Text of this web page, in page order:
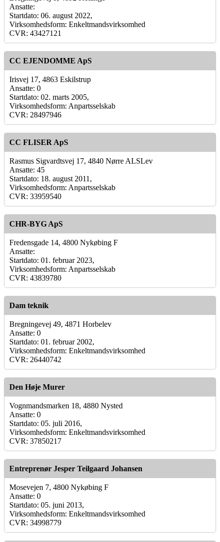
Ansatte:
Startdato: 06. august 2022,
Virksomhedsform: Enkeltmandsvirksomhed
CVR: 43427121
CC EJENDOMME ApS
Irisvej 17, 4863 Eskilstrup
Ansatte: 0
Startdato: 02. marts 2005,
Virksomhedsform: Anpartsselskab
CVR: 28497946
CC FLISER ApS
Rasmus Sigvardtsvej 17, 4840 Nørre ALSLev
Ansatte: 45
Startdato: 18. august 2011,
Virksomhedsform: Anpartsselskab
CVR: 33959540
CHR-BYG ApS
Fredensgade 14, 4800 Nykøbing F
Ansatte:
Startdato: 01. februar 2023,
Virksomhedsform: Anpartsselskab
CVR: 43839780
Dam teknik
Bregningevej 49, 4871 Horbelev
Ansatte: 0
Startdato: 01. februar 2002,
Virksomhedsform: Enkeltmandsvirksomhed
CVR: 26440742
Den Høje Murer
Vognmandsmarken 18, 4880 Nysted
Ansatte: 0
Startdato: 05. juli 2016,
Virksomhedsform: Enkeltmandsvirksomhed
CVR: 37850217
Entreprenør Jesper Teilgaard Johansen
Mosevejen 7, 4800 Nykøbing F
Ansatte: 0
Startdato: 05. juni 2013,
Virksomhedsform: Enkeltmandsvirksomhed
CVR: 34998779